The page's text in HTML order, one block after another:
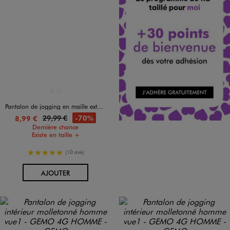
Pantalon de jogging en maille extensible homme
8,99 € 29,99 € -70%
Dernière chance
Existe en taille +
5/5 de moyenne
(10 avis)
AJOUTERAU PANIER